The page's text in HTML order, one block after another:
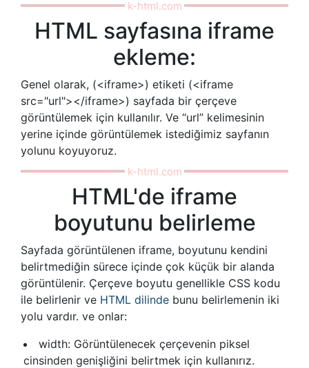
HTML sayfasına iframe
ekleme:
Genel olarak, (<iframe>) etiketi (<iframe
src="url"></iframe>) sayfada bir çerçeve
görüntülemek için kullanılır. Ve “url” kelimesinin
yerine içinde görüntülemek istediğimiz sayfanın
yolunu koyuyoruz.
HTML'de iframe
boyutunu belirleme
Sayfada görüntülenen iframe, boyutunu kendini
belirtmediğin sürece içinde çok küçük bir alanda
görüntülenir. Çerçeve boyutu genellikle CSS kodu
ile belirlenir ve HTML dilinde bunu belirlemenin iki
yolu vardır. ve onlar:
width: Görüntülenecek çerçevenin piksel
cinsinden genişliğini belirtmek için kullanırız.